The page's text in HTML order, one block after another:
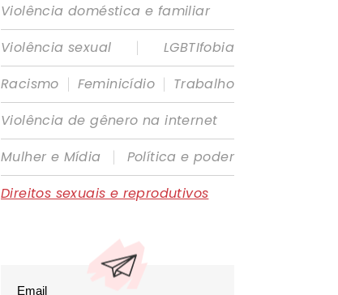
Violência doméstica e familiar
Violência sexual
|
LGBTIfobia
Racismo | Feminicídio | Trabalho
Violência de gênero na internet
Mulher e Mídia
|
Política e poder
Direitos sexuais e reprodutivos